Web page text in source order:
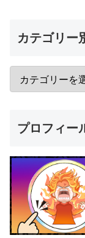
カテゴリー
プロフィー